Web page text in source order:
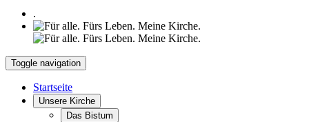
.
Toggle navigation
Startseite
Unsere Kirche
Das Bistum